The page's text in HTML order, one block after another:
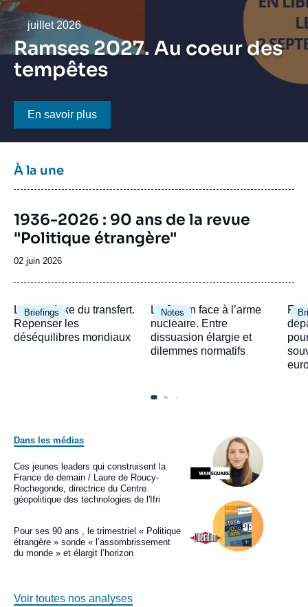
Nous soutenir
Date
juillet 2026
Ramses 2027. Au coeur des
tempêtes
Bouton CTA
En savoir plus
Titre
bloc
la
une
À la une
Image
de
couverture
la
1936-2026 : 90 ans de la revue
"Politique étrangère"
Date
02 juin 2026
Briefings
Image
principale
Le paradoxe du transfert.
Repenser les
déséquilibres mondiaux
Notes
Image
principale
Le Japon face à l’arme
nucléaire. Entre
dissuasion élargie et
dilemmes normatifs
Dans les médias
Logo
Image
principale
médiatique
Ces jeunes leaders qui construisent la
France de demain / Laure de Roucy-
Rochegonde, directrice du Centre
géopolitique des technologies de l'Ifri
Logo
Image
principale
médiatique
Pour ses 90 ans , le trimestriel « Politique
étrangère » sonde « l’assombrissement
du monde » et élargit l’horizon
Voir toutes nos analyses